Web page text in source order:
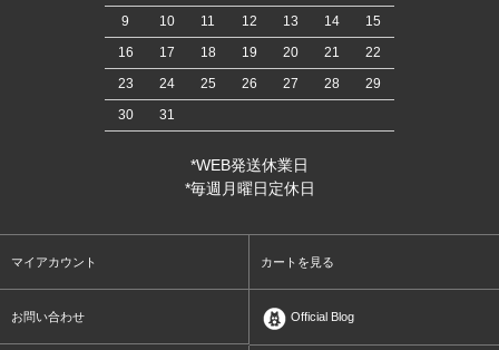
9
10 11 12 13 14
15
16
17 18 19 20 21
22
23
24 25 26 27 28
29
30
31
*WEB発送休業日
*毎週月曜日定休日
マイアカウント カートを見る
お問い合わせ Official Blog